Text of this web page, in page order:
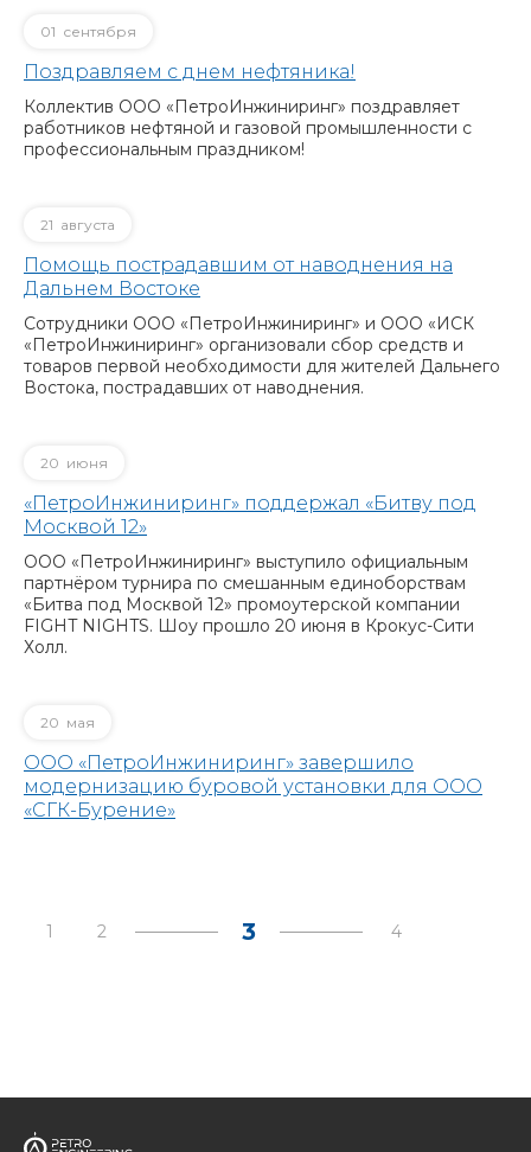
01 сентября
Поздравляем с днем нефтяника!
Коллектив ООО «ПетроИнжиниринг» поздравляет
работников нефтяной и газовой промышленности с
профессиональным праздником!
21 августа
Помощь пострадавшим от наводнения на
Дальнем Востоке
Сотрудники ООО «ПетроИнжиниринг» и ООО «ИСК
«ПетроИнжиниринг» организовали сбор средств и
товаров первой необходимости для жителей Дальнего
Востока, пострадавших от наводнения.
20 июня
«ПетроИнжиниринг» поддержал «Битву под
Москвой 12»
ООО «ПетроИнжиниринг» выступило официальным
партнёром турнира по смешанным единоборствам
«Битва под Москвой 12» промоутерской компании
FIGHT NIGHTS. Шоу прошло 20 июня в Крокус-Сити
Холл.
20 мая
ООО «ПетроИнжиниринг» завершило
модернизацию буровой установки для ООО
«СГК-Бурение»
1 2 3 4